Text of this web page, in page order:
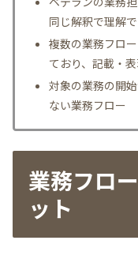
同じ解釈で理解
複数の業務フロ
ており、記載・
対象の業務の開
ない業務フロー
業務フロ
ット